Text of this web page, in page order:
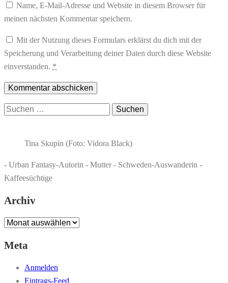
Name, E-Mail-Adresse und Website in diesem Browser für
meinen nächsten Kommentar speichern.
Mit der Nutzung dieses Formulars erklärst du dich mit der
Speicherung und Verarbeitung deiner Daten durch diese Website
einverstanden. *
Suchen
Tina Skupin (Foto: Vidora Black)
- Urban Fantasy-Autorin - Mutter - Schweden-Auswanderin -
Kaffeesüchtige
Archiv
Archiv
Meta
Anmelden
Eintrags-Feed